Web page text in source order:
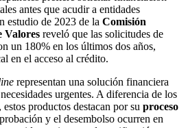
antes que acudir a entidades
estudio de 2023 de la Comisión
Valores reveló que las solicitudes de
un 180% en los últimos dos años,
en el acceso al crédito.
representan una solución financiera
urgentes. A diferencia de los
productos destacan por su proceso
y el desembolso ocurren en